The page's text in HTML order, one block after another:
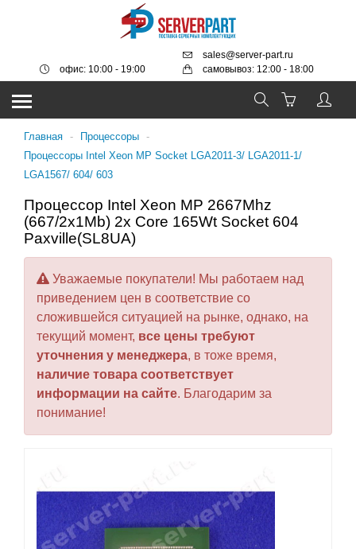
sales@server-part.ru
самовывоз: 12:00 - 18:00
офис: 10:00 - 19:00
Главная - Процессоры -
Процессоры Intel Xeon MP Socket LGA2011-3/ LGA2011-1/
LGA1567/ 604/ 603
Процессор Intel Xeon MP 2667Mhz
(667/2x1Mb) 2x Core 165Wt Socket 604
Paxville(SL8UA)
Уважаемые покупатели! Мы работаем над
приведением цен в соответствие со
сложившейся ситуацией на рынке, однако, на
текущий момент, все цены требуют
уточнения у менеджера, в тоже время,
наличие товара соответствует
информации на сайте. Благодарим за
понимание!